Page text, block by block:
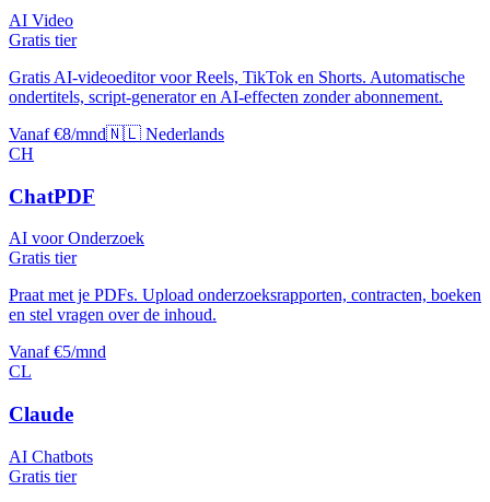
AI Video
Gratis tier
Gratis AI-videoeditor voor Reels, TikTok en Shorts. Automatische
ondertitels, script-generator en AI-effecten zonder abonnement.
Vanaf €8/mnd🇳🇱 Nederlands
CH
ChatPDF
AI voor Onderzoek
Gratis tier
Praat met je PDFs. Upload onderzoeksrapporten, contracten, boeken
en stel vragen over de inhoud.
Vanaf €5/mnd
CL
Claude
AI Chatbots
Gratis tier